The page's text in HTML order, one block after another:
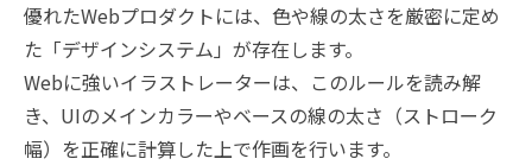
優れたWebプロダクトには、色や線の太さを厳密に定め
た「デザインシステム」が存在します。
Webに強いイラストレーターは、このルールを読み解
き、UIのメインカラーやベースの線の太さ（ストローク
幅）を正確に計算した上で作画を行います。